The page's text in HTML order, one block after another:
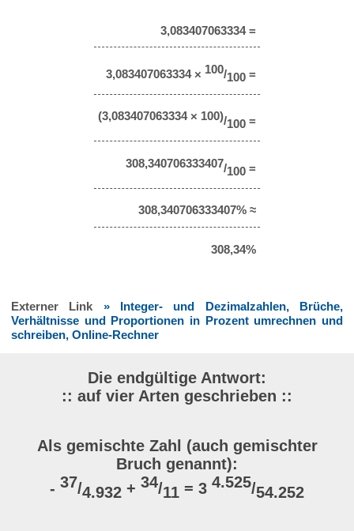
3,083407063334 =
3,083407063334 × 100/100 =
(3,083407063334 × 100)/100 =
308,340706333407/100 =
308,340706333407% ≈
308,34%
Externer Link » Integer- und Dezimalzahlen, Brüche,
Verhältnisse und Proportionen in Prozent umrechnen und
schreiben, Online-Rechner
Die endgültige Antwort:
:: auf vier Arten geschrieben ::
Als gemischte Zahl (auch gemischter
Bruch genannt):
- 37/4.932 + 34/11 = 3 4.525/54.252